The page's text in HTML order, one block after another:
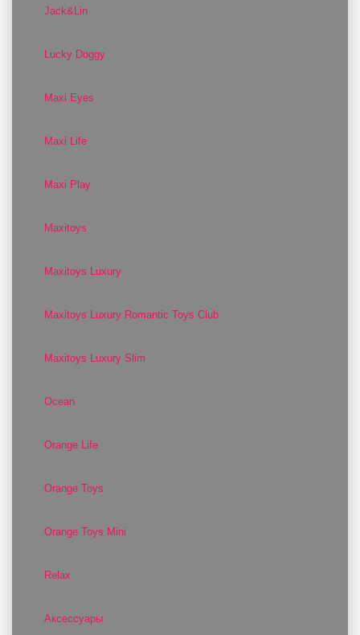
Jack&Lin
Lucky Doggy
Maxi Eyes
Maxi Life
Maxi Play
Maxitoys
Maxitoys Luxury
Maxitoys Luxury Romantic Toys Club
Maxitoys Luxury Slim
Ocean
Orange Life
Orange Toys
Orange Toys Mini
Relax
Аксессуары